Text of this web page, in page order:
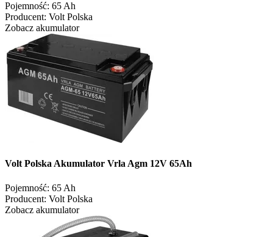
Pojemność: 65 Ah
Producent: Volt Polska
Zobacz akumulator
Volt Polska Akumulator Vrla Agm 12V 65Ah
Pojemność: 65 Ah
Producent: Volt Polska
Zobacz akumulator